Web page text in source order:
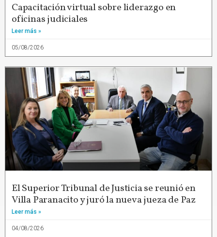
Capacitación virtual sobre liderazgo en
oficinas judiciales
Leer más »
05/08/2026
El Superior Tribunal de Justicia se reunió en
Villa Paranacito y juró la nueva jueza de Paz
Leer más »
04/08/2026